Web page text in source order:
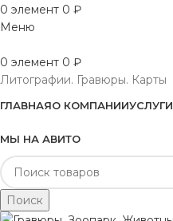
0 элемент 0 ₽
Меню
0 элемент 0 ₽
Литографии. Гравюры. Карты
ГЛАВНАЯО КОМПАНИИУСЛУГИ
МЫ НА АВИТО
Поиск